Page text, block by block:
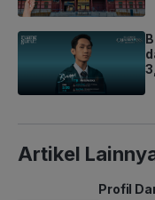
Artikel
Profil